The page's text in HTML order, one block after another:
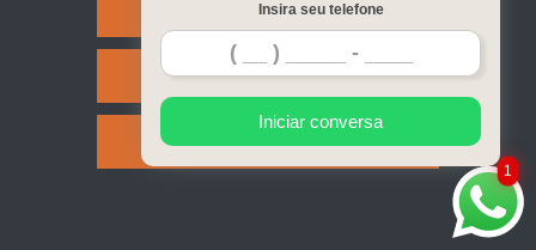
Serviços
Contato
Mapa do site
1
Insira seu telefone
Iniciar conversa